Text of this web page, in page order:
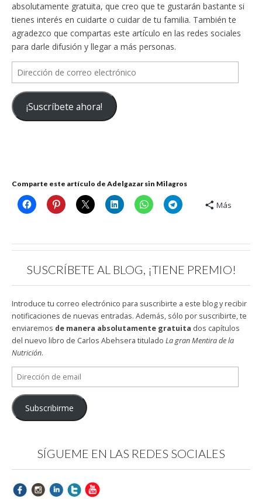
absolutamente gratuita, que creo que te gustarán bastante si
tienes interés en cuidarte o cuidar de tu familia. También te
agradezco que compartas este artículo en las redes sociales
para darle difusión y llegar a más personas.
Dirección
de
correo
electrónico
¡Suscríbete ahora!
Comparte este artículo de Adelgazar sin Milagros
Más
SUSCRÍBETE AL BLOG, ¡TIENE PREMIO!
Introduce tu correo electrónico para suscribirte a este blog y recibir
notificaciones de nuevas entradas. Además, sólo por suscribirte, te
enviaremos de manera absolutamente gratuita dos capítulos
del nuevo libro de Carlos Abehsera titulado La gran Mentira de la
Nutrición.
Dirección
de
email
Subscribirme
SÍGUEME EN LAS REDES SOCIALES